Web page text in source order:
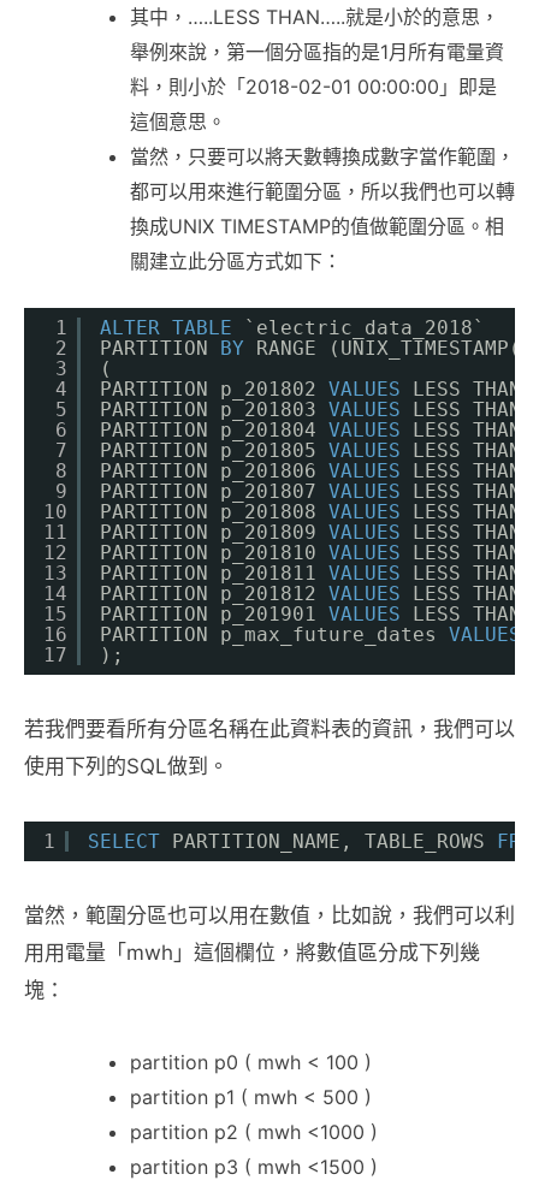
其中，…..LESS THAN…..就是小於的意思，
舉例來說，第一個分區指的是1月所有電量資
料，則小於「2018-02-01 00:00:00」即是
這個意思。
當然，只要可以將天數轉換成數字當作範圍，
都可以用來進行範圍分區，所以我們也可以轉
換成UNIX TIMESTAMP的值做範圍分區。相
關建立此分區方式如下：
1
2
3
4
5
6
7
8
9
10
11
12
13
14
15
16
17
ALTER TABLE
`electric_data_2018`
PARTITION BY RANGE (UNIX_TIMESTAMP(`
(
PARTITION p_201802 VALUES
LESS THAN
PARTITION p_201803 VALUES
LESS THAN
PARTITION p_201804 VALUES
LESS THAN
PARTITION p_201805 VALUES
LESS THAN
PARTITION p_201806 VALUES
LESS THAN
PARTITION p_201807 VALUES
LESS THAN
PARTITION p_201808 VALUES
LESS THAN
PARTITION p_201809 VALUES
LESS THAN
PARTITION p_201810 VALUES
LESS THAN
PARTITION p_201811 VALUES
LESS THAN
PARTITION p_201812 VALUES
LESS THAN
PARTITION p_201901 VALUES
LESS THAN
PARTITION p_max_future_dates VALUES
);
若我們要看所有分區名稱在此資料表的資訊，我們可以
使用下列的SQL做到。
1 SELECT PARTITION_NAME, TABLE_ROWS
當然，範圍分區也可以用在數值，比如說，我們可以利
用用電量「mwh」這個欄位，將數值區分成下列幾
塊：
partition p0 ( mwh < 100 )
partition p1 ( mwh < 500 )
partition p2 ( mwh <1000 )
partition p3 ( mwh <1500 )